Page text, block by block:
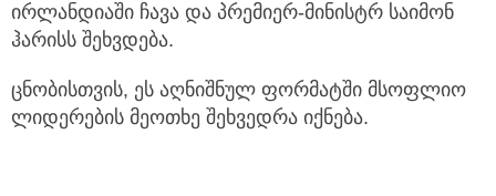
ირლანდიაში ჩავა და პრემიერ-მინისტრ საიმონ
ჰარისს შეხვდება.
ცნობისთვის, ეს აღნიშნულ ფორმატში მსოფლიო
ლიდერების მეოთხე შეხვედრა იქნება.